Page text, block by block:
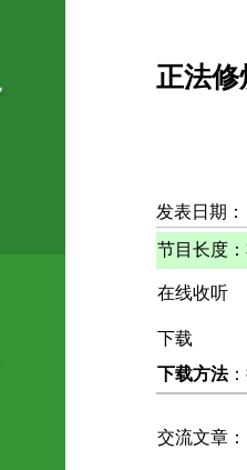
正法修
发表日期
节目长度：
在线收听
下载
下载方法
交流文章：